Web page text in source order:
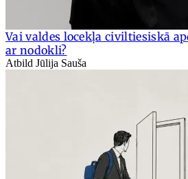
Vai valdes locekļa civiltiesiskā
ar nodokli?
Atbild Jūlija Sauša